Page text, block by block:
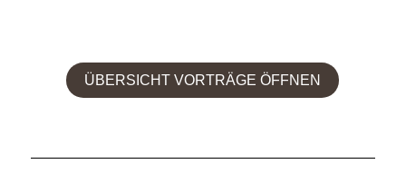
ÜBERSICHT VORTRÄGE ÖFFNEN